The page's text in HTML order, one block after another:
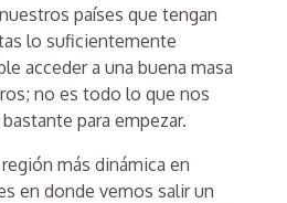
países que tengan
lo suficientemente
acceder a una buena masa
no es todo lo que nos
para empezar.
más dinámica en
en donde vemos salir un